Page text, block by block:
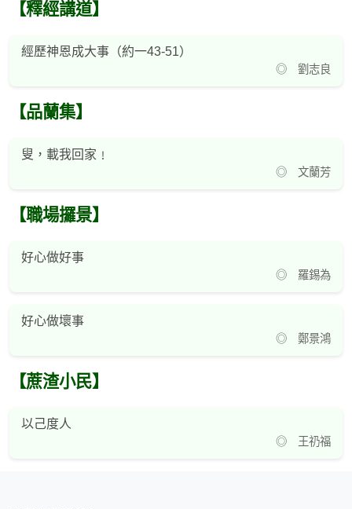
【釋經講道】
經歷神恩成大事（約一43-51）
◎ 劉志良
【品蘭集】
叟，載我回家﹗
◎ 文蘭芳
【職場攞景】
好心做好事
◎ 羅錫為
好心做壞事
◎ 鄭景鴻
【蔗渣小民】
以己度人
◎ 王礽福